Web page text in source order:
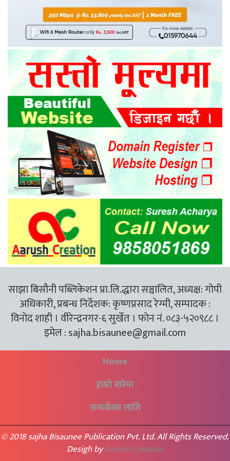
साझा बिसौनी पब्लिकेशन प्रा.लि.द्धारा सञ्चालित, अध्यक्ष: गोपी
अधिकारी, प्रबन्ध निर्देशक: कृष्णप्रसाद रेग्मी, सम्पादक :
विनोद शाही । वीरेन्द्रनगर-६ सुर्खेत । फोन नं. ०८३-५२०९८८ ।
इमेल :sajha.bisaunee@gmail.com
Home
हाम्रो बारेमा
सम्पर्कका लागि
© 2018 sajha Bisaunee Publication Pvt. Ltd. All Rights Reserved.
Desigh byAarush Creation